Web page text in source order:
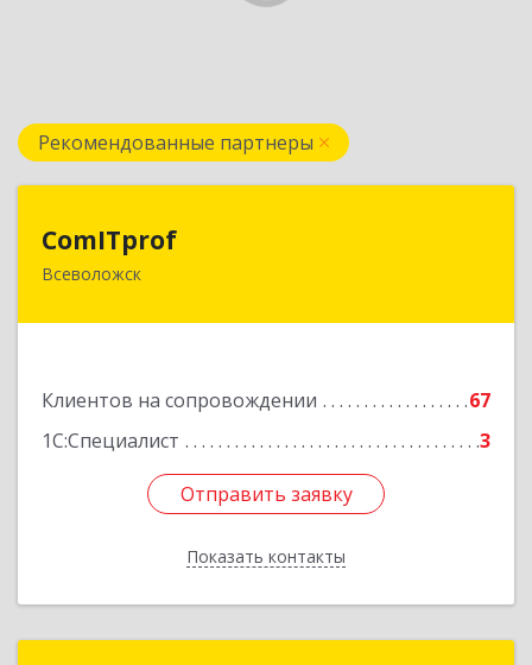
Рекомендованные партнеры
ComITprof
Всеволожск
Клиентов на сопровождении
67
1С:Специалист
3
Отправить заявку
Показать контакты
188643, Ленинградская обл, Всеволожский р-н,
Отправить заявку
Назад